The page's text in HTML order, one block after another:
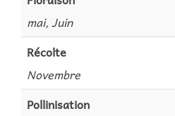
mai, Juin
Récolte
Novembre
Pollinisation